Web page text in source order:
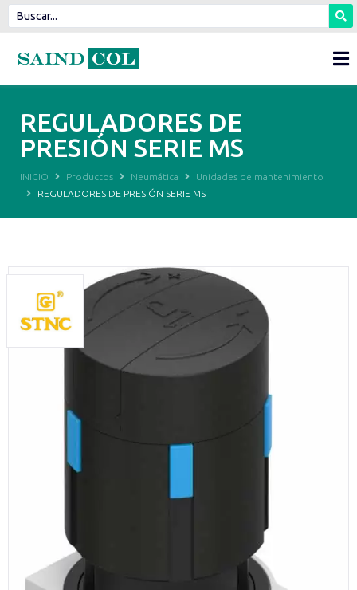
REGULADORES DE
PRESIÓN SERIE MS
INICIO Productos Neumática
Unidades de mantenimiento
REGULADORES DE PRESIÓN SERIE MS